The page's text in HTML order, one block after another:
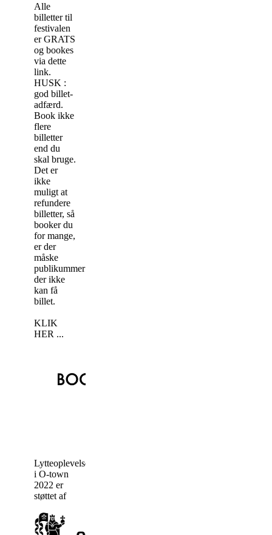
Alle
billetter til
festivalen
er GRATS
og bookes
via dette
link.
HUSK :
god billet-
adfærd.
Book ikke
flere
billetter
end du
skal bruge.
Det er
ikke
muligt at
refundere
billetter, så
booker du
for mange,
er der
måske
publikummer
der ikke
kan få
billet.
KLIK
HER ...
Lytteoplevelser
i O-town
2022 er
støttet af